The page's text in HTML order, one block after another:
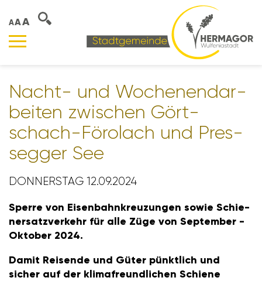
AAA
Nacht- und Wochen­end­ar­
beiten zwischen Gört­
schach-Förolach und Pres­
segger See
DONNERSTAG 12.09.2024
Sperre von Eisen­bahn­kreu­zungen sowie Schie­
n­er­satz­ver­kehr für alle Züge von September -
Oktober 2024.
Damit Reisende und Güter pünkt­lich und
sicher auf der klima­freund­li­chen Schiene